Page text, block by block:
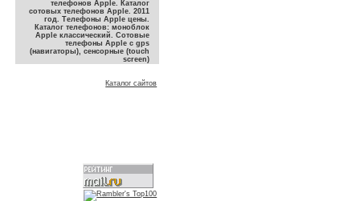
телефонов Apple. Каталог
сотовых телефонов Apple. 2011
год. Телефоны Apple цены.
Каталог телефонов: моноблок
Apple классический. Сотовые
телефоны Apple с gps
(навигаторы), сенсорные (touch
screen)
Каталог сайтов